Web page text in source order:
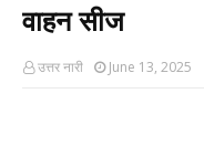
वाहन सीज
उत्तर नारी June 13, 2025